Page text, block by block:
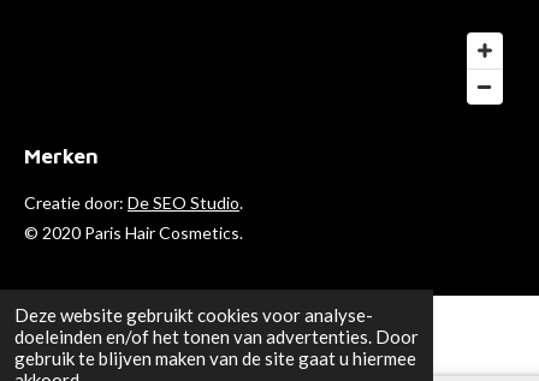
Deze website gebruikt cookies voor analyse-
doeleinden en/of het tonen van advertenties. Door
gebruik te blijven maken van de site gaat u hiermee
Merken
Creatie door: De SEO Studio.
© 2020 Paris Hair Cosmetics.